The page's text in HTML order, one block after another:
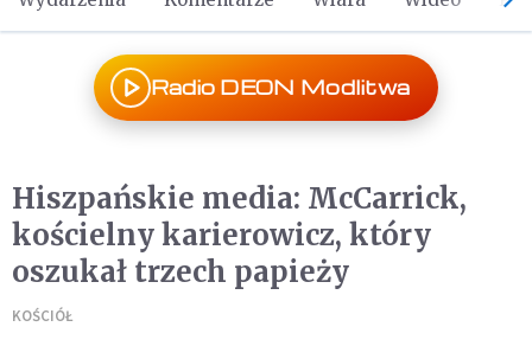
Radio DEON Modlitwa
Hiszpańskie media: McCarrick,
kościelny karierowicz, który
oszukał trzech papieży
KOŚCIÓŁ